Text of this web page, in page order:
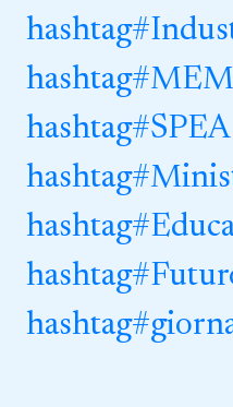
hashtag#
hashtag#
hashtag#SPEA
hashtag#
hashtag#
hashtag#
hashtag#